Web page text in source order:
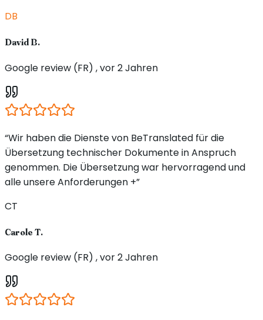
DB
David B.
Google review (FR) , vor 2 Jahren
“Wir haben die Dienste von BeTranslated für die
Übersetzung technischer Dokumente in Anspruch
genommen. Die Übersetzung war hervorragend und
alle unsere Anforderungen +”
CT
Carole T.
Google review (FR) , vor 2 Jahren